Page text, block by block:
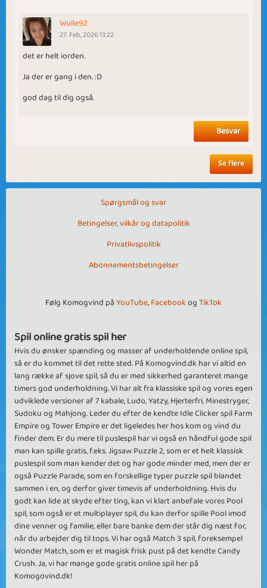
Wulle92
27. Feb, 2026 13:22
det er helt iorden.
Ja der er gang i den. :D
god dag til dig også.
Besvar
Se flere
Spørgsmål og svar
Betingelser, vilkår og datapolitik
Privatlivspolitik
Abonnementsbetingelser
Følg Komogvind påYouTube,FacebookogTikTok
Spil online gratis spil her
Hvis du ønsker spænding og masser af underholdende online spil,
så er du kommet til det rette sted. På Komogvind.dk har vi altid en
lang række af sjove spil, så du er med sikkerhed garanteret mange
timers god underholdning. Vi har alt fra klassiske spil og vores egen
udviklede versioner af 7 kabale, Ludo, Yatzy, Hjerterfri, Minestryger,
Sudoku og Mahjong. Leder du efter de kendte Idle Clicker spil Farm
Empire og Tower Empire er det ligeledes her hos kom og vind du
finder dem. Er du mere til puslespil har vi også en håndful gode spil
man kan spille gratis, f.eks. Jigsaw Puzzle 2, som er et helt klassisk
puslespil som man kender det og har gode minder med, men der er
også Puzzle Parade, som en forskellige typer puzzle spil blandet
sammen i en, og derfor giver timevis af underholdning. Hvis du
godt kan lide at skyde efter ting, kan vi klart anbefale vores Pool
spil, som også er et multiplayer spil, du kan derfor spille Pool imod
dine venner og familie, eller bare banke dem der står dig næst for,
når du arbejder dig til tops. Vi har også Match 3 spil, foreksempel
Wonder Match, som er et magisk frisk pust på det kendte Candy
Crush. Ja, vi har mange gode gratis online spil her på
Komogovind.dk!